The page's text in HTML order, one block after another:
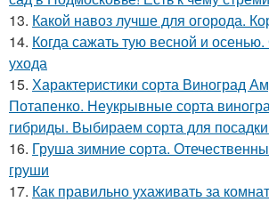
13. Какой навоз лучше для огорода.
14. Когда сажать тую весной и
ухода
15. Характеристики сорта Виноград
Потапенко. Неукрывные сорта
гибриды. Выбираем сорта для
16. Груша зимние сорта.
груши
17. Как правильно ухаживать за